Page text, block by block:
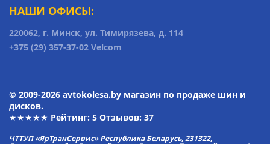
НАШИ ОФИСЫ:
220062, г. Минск, ул. Тимирязева, д. 114
+375 (29) 357-37-02 Velcom
© 2009-2026 avtokolesa.by магазин по продаже шин и
дисков.
★★★★★ Рейтинг: 5 Отзывов: 37
ЧТТУП «ЯрТранСервис» Республика Беларусь, 231322,